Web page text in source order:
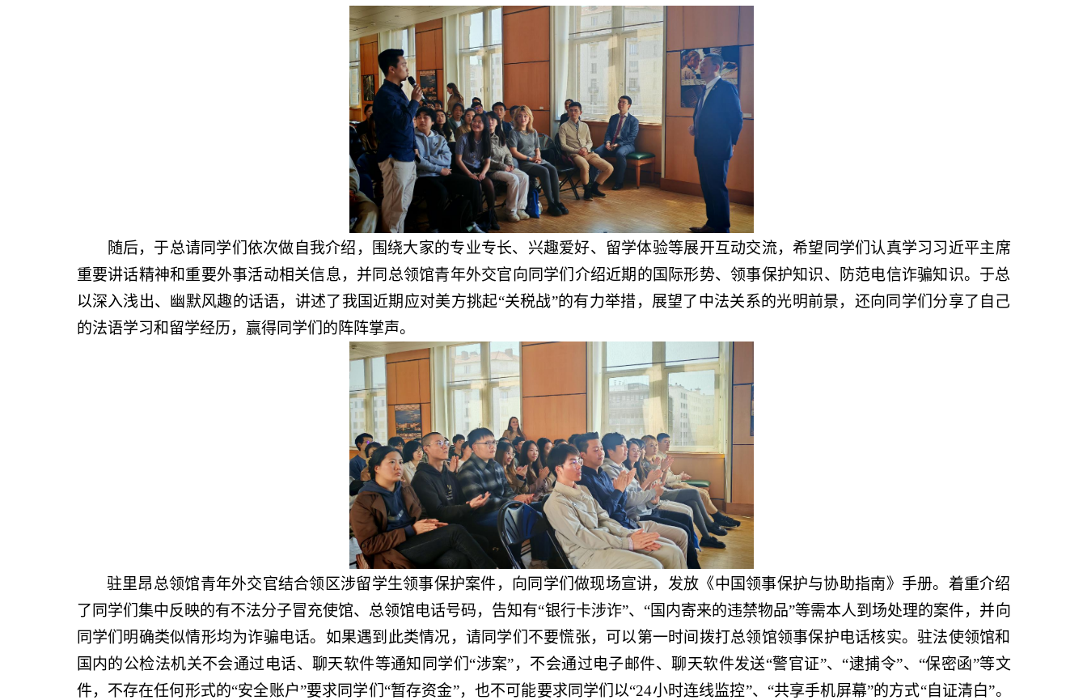
随后，于总请同学们依次做自我介绍，围绕大家的专业专长、兴趣爱好、留学体验等展开互动交流，希望同学们认真学习习近平主席
重要讲话精神和重要外事活动相关信息，并同总领馆青年外交官向同学们介绍近期的国际形势、领事保护知识、防范电信诈骗知识。于总
以深入浅出、幽默风趣的话语，讲述了我国近期应对美方挑起“关税战”的有力举措，展望了中法关系的光明前景，还向同学们分享了自己
的法语学习和留学经历，赢得同学们的阵阵掌声。
驻里昂总领馆青年外交官结合领区涉留学生领事保护案件，向同学们做现场宣讲，发放《中国领事保护与协助指南》手册。着重介绍
了同学们集中反映的有不法分子冒充使馆、总领馆电话号码，告知有“银行卡涉诈”、“国内寄来的违禁物品”等需本人到场处理的案件，并向
同学们明确类似情形均为诈骗电话。如果遇到此类情况，请同学们不要慌张，可以第一时间拨打总领馆领事保护电话核实。驻法使领馆和
国内的公检法机关不会通过电话、聊天软件等通知同学们“涉案”，不会通过电子邮件、聊天软件发送“警官证”、“逮捕令”、“保密函”等文
件，不存在任何形式的“安全账户”要求同学们“暂存资金”，也不可能要求同学们以“24小时连线监控”、“共享手机屏幕”的方式“自证清白”。